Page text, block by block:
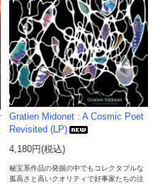
Gratien Midonet : A Cosmic Poet
Revisited (LP)
4,180円(税込)
秘宝系作品の発掘の中でもコレクタブルな
孤高さと高いクオリティで好事家たちの注